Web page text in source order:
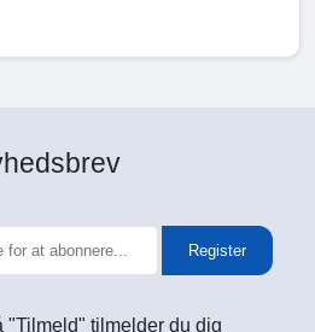
Register
"Tilmeld" tilmelder du dig